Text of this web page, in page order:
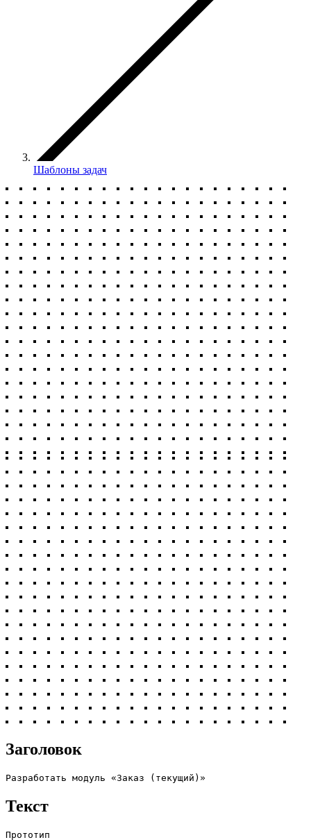
Шаблоны задач
Заголовок
Разработать модуль «Заказ (текущий)»
Текст
Прототип